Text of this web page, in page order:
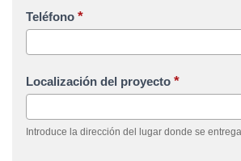
Teléfono *
Localización del proyecto *
Introduce la dirección del lugar donde se